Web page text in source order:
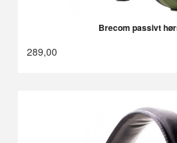
Brecom passivt
289,00